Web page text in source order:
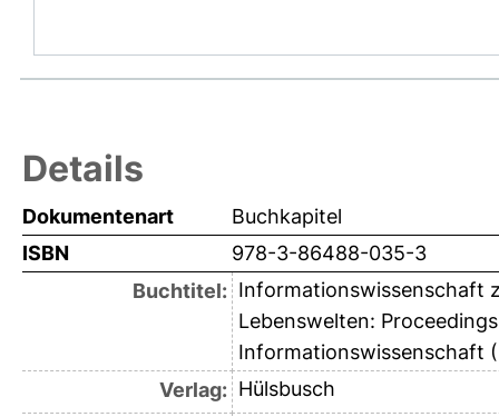
Details
Dokumentenart
Buchkapitel
ISBN
978-3-86488-035-3
Buchtitel: Informationswissenschaft
Lebenswelten:
Informationswissenschaft
Verlag: Hülsbusch